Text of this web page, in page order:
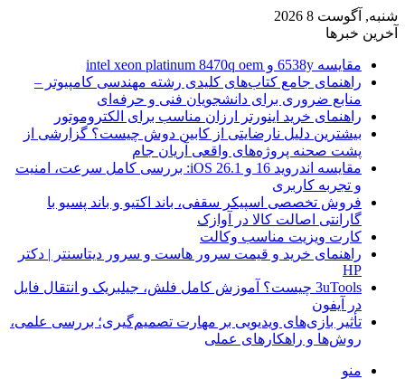
شنبه, آگوست 8 2026
آخرین خبرها
مقایسه 6538y و intel xeon platinum 8470q oem
راهنمای جامع کتاب‌های کلیدی رشته مهندسی کامپیوتر –
منابع ضروری برای دانشجویان فنی و حرفه‌ای
راهنمای خرید اینورتر ارزان مناسب برای الکتروموتور
بیشترین دلیل نارضایتی از کابین دوش چیست؟ گزارشی از
پشت صحنه پروژه‌های واقعی آریان جام
مقایسه اندروید 16 و iOS 26.1: بررسی کامل سرعت، امنیت
و تجربه کاربری
فروش تخصصی اسپیکر سقفی، باند اکتیو و باند پسیو با
گارانتی اصالت کالا در آوازک
کارت ویزیت مناسب وکالت
راهنمای خرید و قیمت سرور هاست و سرور دیتاسنتر | دکتر
HP
3uTools چیست؟ آموزش کامل فلش، جیلبریک و انتقال فایل
در آیفون
تأثیر بازی‌های ویدیویی بر مهارت تصمیم‌گیری؛ بررسی علمی،
روش‌ها و راهکارهای عملی
منو